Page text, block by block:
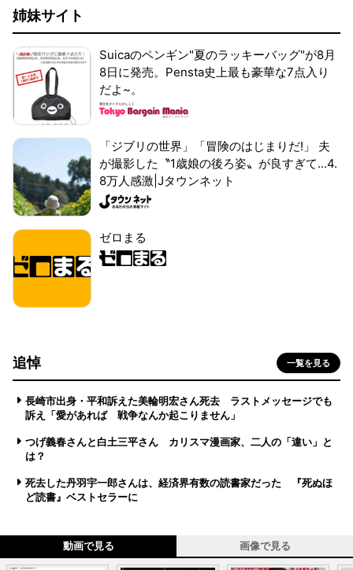
姉妹サイト
Suicaのペンギン"夏のラッキーバッグ"が8月
8日に発売。Pensta史上最も豪華な7点入り
だよ~。
「ジブリの世界」「冒険のはじまりだ!」 夫
が撮影した〝1歳娘の後ろ姿〟が良すぎて...4.
8万人感激|Jタウンネット
ゼロまる
追悼 一覧を見る
長崎市出身・平和訴えた美輪明宏さん死去 ラストメッセージでも
訴え「愛があれば 戦争なんか起こりません」
つげ義春さんと白土三平さん カリスマ漫画家、二人の「違い」と
は？
死去した丹羽宇一郎さんは、経済界有数の読書家だった 『死ぬほ
ど読書』ベストセラーに
動画で見る 画像で見る